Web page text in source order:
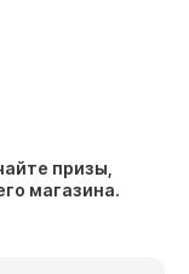
призы,
магазина.